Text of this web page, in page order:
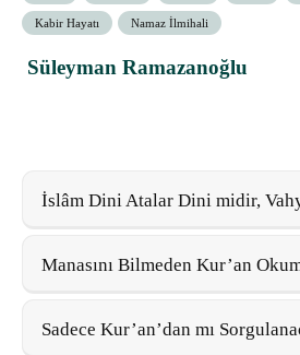
Kabir Hayatı Namaz İlmihali
Süleyman Ramazanoğlu
İslâm Dini Atalar Dini midir,
Manasını Bilmeden Kur’an
Sadece Kur’an’dan mı